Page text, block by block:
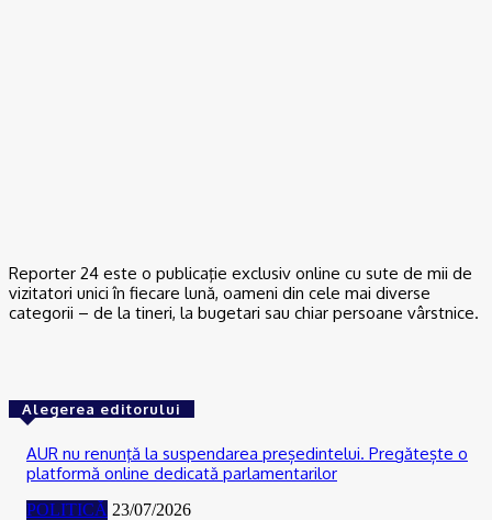
Reporter 24 este o publicaţie exclusiv online cu sute de mii de
vizitatori unici în fiecare lună, oameni din cele mai diverse
categorii – de la tineri, la bugetari sau chiar persoane vârstnice.
Alegerea editorului
AUR nu renunţă la suspendarea președintelui. Pregătește o
platformă online dedicată parlamentarilor
POLITICĂ 23/07/2026